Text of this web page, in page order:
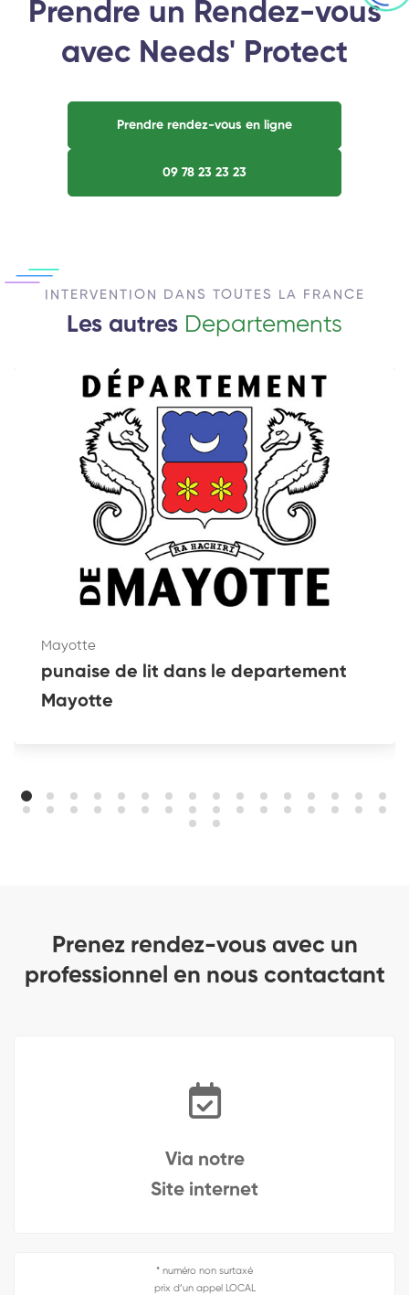
Prendre un Rendez-vous
avec Needs' Protect
Prendre rendez-vous en ligne
09 78 23 23 23
INTERVENTION DANS TOUTES LA FRANCE
Les autres Departements
Mayotte
punaise de lit dans le departement
Mayotte
Prenez rendez-vous avec un
professionnel en nous contactant
Via notre
Site internet
* numéro non surtaxé
prix d’un appel LOCAL